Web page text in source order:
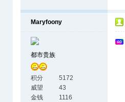
Maryfoony
都市贵族
积分
5172
威望
43
金钱
1116